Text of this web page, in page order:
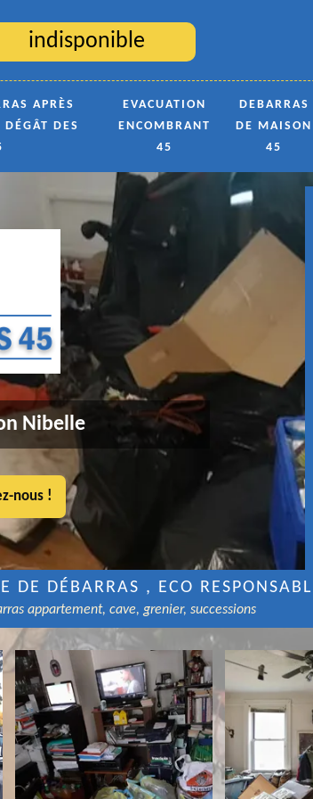
indisponible
APRÈS
DES
EVACUATION
ENCOMBRANT
45
DEBARRAS
DE MAISON
45
Nibelle
nous !
DE DÉBARRAS , ECO
appartement, cave, grenier, successions